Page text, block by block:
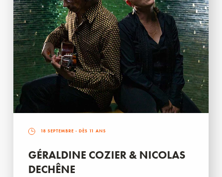
18 SEPTEMBRE - DÈS 11 ANS
GÉRALDINE COZIER & NICOLAS
DECHÊNE